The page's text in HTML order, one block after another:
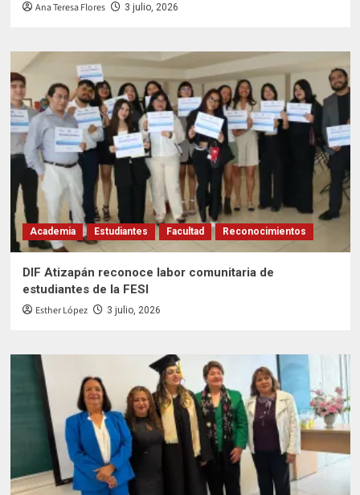
Ana Teresa Flores 3 julio, 2026
Academia Estudiantes Facultad Reconocimientos
DIF Atizapán reconoce labor comunitaria de
estudiantes de la FESI
Esther López 3 julio, 2026